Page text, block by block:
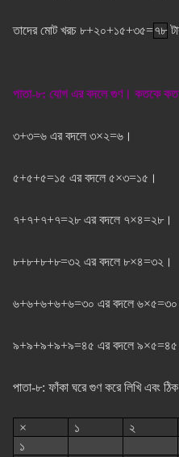
তাদের মোট খরচ ৮+২০+১৫+৩৫=৭৮
পাতা-৮: যোগ এর বদলে গুণ। কতকে
৩+৩=৬ এর বদলে ৩×২=৬।
৫+৫+৫=১৫ এর বদলে ৫×৩=১৫।
৭+৭+৭+৭=২৮ এর বদলে ৭×৪=২৮।
৮+৮+৮+৮=৩২ এর বদলে ৮×৪=৩২।
৬+৬+৬+৬+৬=৩০ এর বদলে
৯+৯+৯+৯+৯=৪৫ এর বদলে
পাতা-৮: ফাঁকা ঘরে গুণ করে লিখি এবং
× ১ ২
১